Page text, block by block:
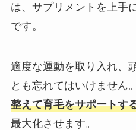
は、サプリメントを上手
です。
適度な運動を取り入れ、
とも忘れてはいけません。
整えて育毛をサポートす
最大化させます。